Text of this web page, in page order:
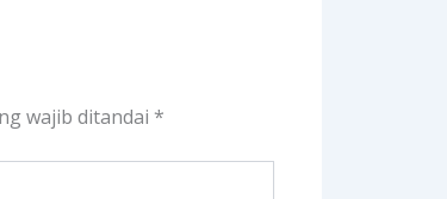
wajib ditandai *